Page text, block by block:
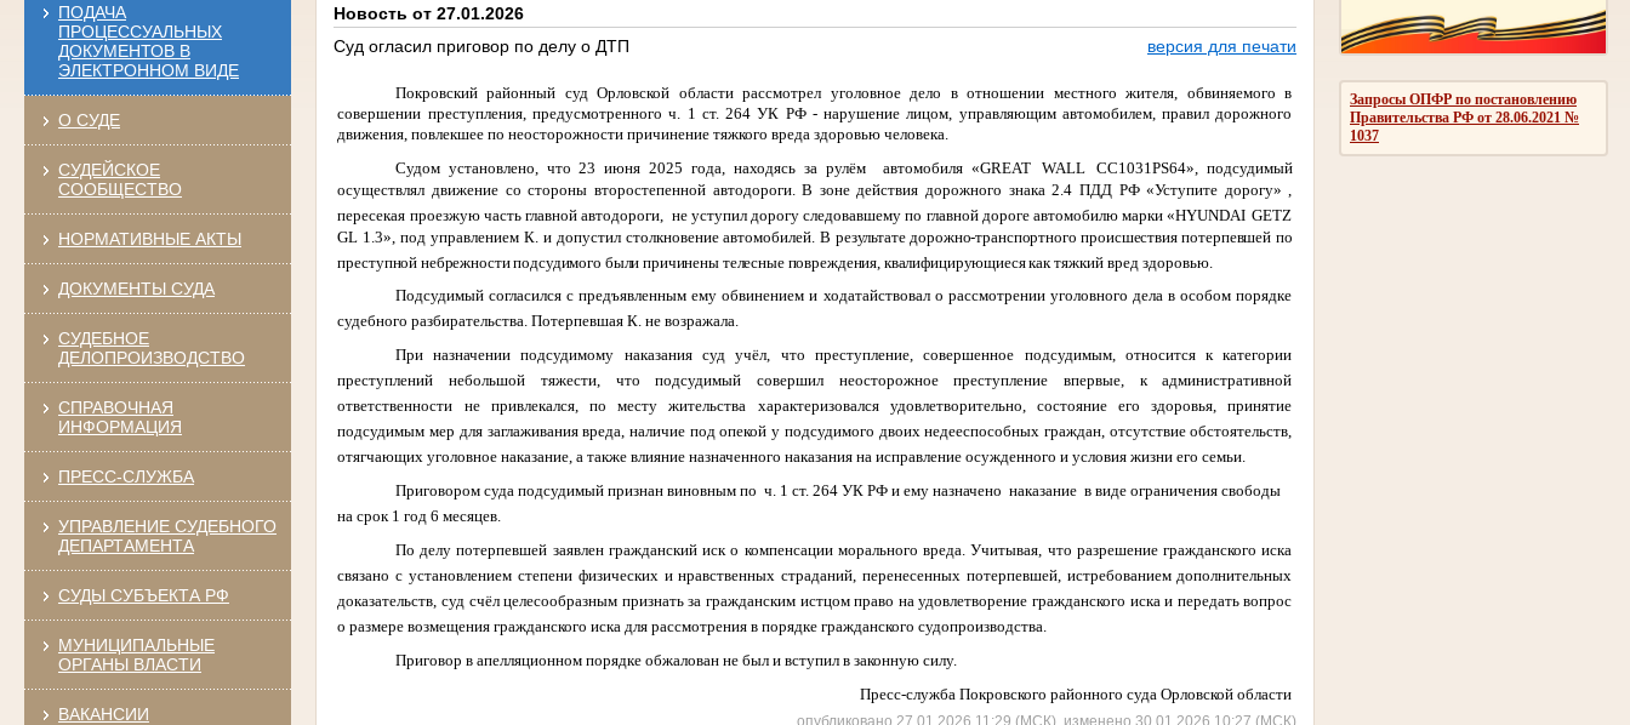
ПОДАЧА
ПРОЦЕССУАЛЬНЫХ
ДОКУМЕНТОВ В
ЭЛЕКТРОННОМ ВИДЕ
О СУДЕ
СУДЕЙСКОЕ
СООБЩЕСТВО
НОРМАТИВНЫЕ АКТЫ
ДОКУМЕНТЫ СУДА
СУДЕБНОЕ
ДЕЛОПРОИЗВОДСТВО
СПРАВОЧНАЯ
ИНФОРМАЦИЯ
ПРЕСС-СЛУЖБА
УПРАВЛЕНИЕ СУДЕБНОГО
ДЕПАРТАМЕНТА
СУДЫ СУБЪЕКТА РФ
МУНИЦИПАЛЬНЫЕ
ОРГАНЫ ВЛАСТИ
ВАКАНСИИ
Запросы ОПФР по постановлению
Правительства РФ от 28.06.2021 №
1037
Новость от 27.01.2026
Суд огласил приговор по делу о ДТП
версия для печати
Покровский районный суд Орловской области рассмотрел уголовное дело в отношении местного жителя, обвиняемого в
совершении преступления, предусмотренного ч. 1 ст. 264 УК РФ - нарушение лицом , управляющим автомобилем, правил дорожного
движения, повлекшее по неосторожности причинение тяжкого вреда здоровью человека.
Судом установлено, что 23 июня 2025 года, находясь за рулём автомобиля«GREAT WALL CC1031 PS64», подсудимый
осуществлял движение со стороны второстепенной автодороги. В зоне действия дорожного знака 2.4 ПДД РФ «Уступите дорогу» ,
пересекая проезжую часть главной автодороги, не уступил дорогу следовавшему по главной дороге автомобилю марки «HYUNDAI GETZ
GL 1.3», под управлением К. и допустил столкновение автомобилей.В результате дорожно-транспортного происшествия потерпевшей по
преступной небрежности подсудимого были причинены телесные повреждения, квалифицирующиеся как тяжкий вред здоровью.
Подсудимый согласился с предъявленным ему обвинением и ходатайствовал о рассмотрении уголовного дела в особом порядке
судебного разбирательства. Потерпевшая К. не возражала.
При назначении подсудимому наказания суд учёл, что преступление, совершенное подсудимым, относится к категории
преступлений небольшой тяжести, что подсудимый совершил неосторожное преступление впервые, к административной
ответственности не привлекался, по месту жительства характеризовался удовлетворительно, состояние его здоровья, принятие
подсудимым мер для заглаживания вреда, наличие под опекой у подсудимого двоих недееспособных граждан, отсутствие обстоятельств,
отягчающих уголовное наказание, а также влияние назначенного наказания на исправление осужденного и условия жизни его семьи.
Приговором суда подсудимый признан виновным по ч. 1 ст. 264 УК РФ и ему назначено наказание в виде ограничения свободы
на срок 1 год 6 месяцев.
По делу потерпевшей заявлен гражданский иск о компенсации морального вреда. Учитывая, что разрешение гражданского иска
связано с установлением степени физических и нравственных страданий, перенесенных потерпевшей, истребованием дополнительных
доказательств, суд счёл целесообразным признать за гражданским истцом право на удовлетворение гражданского иска и передать вопрос
о размере возмещения гражданского иска для рассмотрения в порядке гражданского судопроизводства.
Приговор в апелляционном порядке обжалован не был и вступил в законную силу.
Пресс-служба Покровского районного суда Орловской области
опубликовано 27.01.2026 11:29 (МСК), изменено 30.01.2026 10:27 (МСК)